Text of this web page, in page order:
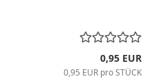
0,95 EUR
0,95 EUR pro STÜCK